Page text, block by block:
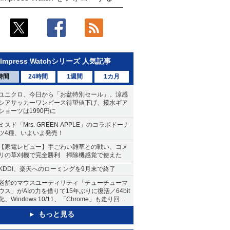
Impress Watchシリーズ 人気記事
間 24時間 1週間 1カ月
ニクロ、今日から「お盆特別セール」。涼感
アサッカーワンピース待望値下げ、撥水ギア
ョーツは1990円に
スド「Mrs. GREEN APPLE」のコラボドーナ
4種、いよいよ発売！
家電レビュー】手ごわい雑草との戦い、コメ
の草刈機で完全勝利 掃除機感覚で使えた
、楽天へのローミングを9月末で終了
舗のマウスユーティリティ「チューチューマ
ス」がAIの力を借りて15年ぶりに復活／64bit
、Windows 10/11、「Chrome」も走り回
。復活記念で2026年末まで500円
もっと見る